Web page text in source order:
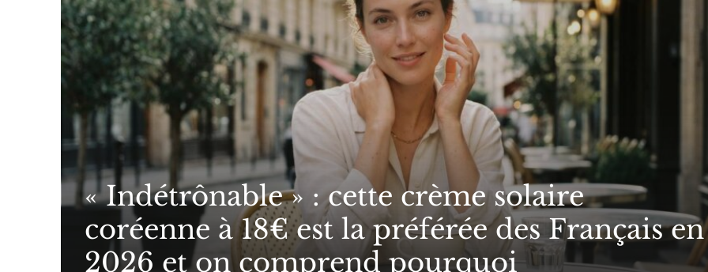
« Indétrônable » : cette crème solaire
coréenne à 18€ est la préférée des Français en
2026 et on comprend pourquoi